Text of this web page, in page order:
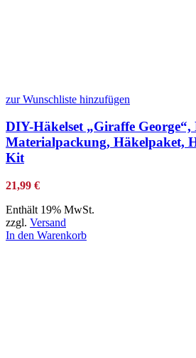
zur Wunschliste hinzufügen
DIY-Häkelset „Giraffe
Materialpackung, Häkelpaket,
Kit
21,99 €
Enthält 19% MwSt.
zzgl. Versand
In den Warenkorb